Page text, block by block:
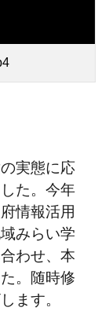
実態に応
た。今年
情報活用
みらい学
わせ、本
。随時修
ます。